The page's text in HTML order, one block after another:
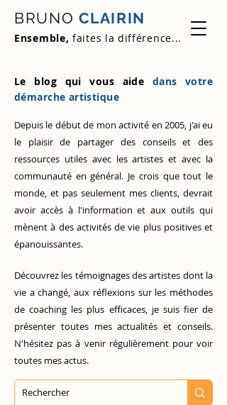
BRUNO CLAIRIN
Ensemble, faites la différence...
Le blog qui vous aide dans votre
démarche artistique
Depuis le début de mon activité en 2005, j'ai eu
le plaisir de partager des conseils et des
ressources utiles avec les artistes et avec la
communauté en général. Je crois que tout le
monde, et pas seulement mes clients, devrait
avoir accès à l'information et aux outils qui
mènent à des activités de vie plus positives et
épanouissantes.
Découvrez les témoignages des artistes dont la
vie a changé, aux réflexions sur les méthodes
de coaching les plus efficaces, je suis fier de
présenter toutes mes actualités et conseils.
N'hésitez pas à venir régulièrement pour voir
toutes mes actus.